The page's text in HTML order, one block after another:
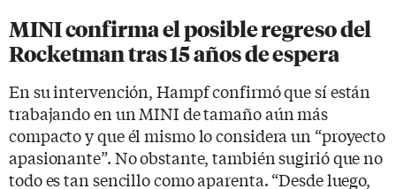
MINI confirma el posible regreso del
Rocketman tras 15 años de espera
En su intervención, Hampf confirmó que sí están
trabajando en un MINI de tamaño aún más
compacto y que él mismo lo considera un “proyecto
apasionante”. No obstante, también sugirió que no
todo es tan sencillo como aparenta. “Desde luego,